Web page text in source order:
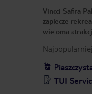
Vincci Safira
zaplecze
wieloma
TUI